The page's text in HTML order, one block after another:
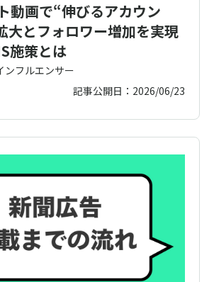
動画で“伸びるアカウン
大とフォロワー増加を実現
施策とは
ンフルエンサー
記事公開日： 2026/06/23